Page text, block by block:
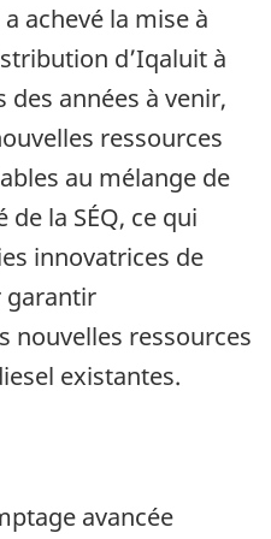
achevé la mise à
d’Iqaluit à
des années à venir,
ressources
au mélange de
la SÉQ, ce qui
innovatrices de
garantir
nouvelles ressources
existantes.
avancée